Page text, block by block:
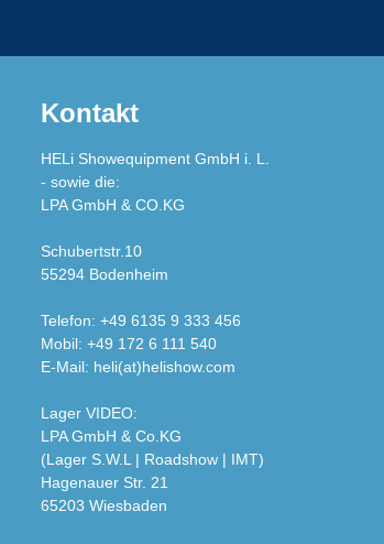
Kontakt
HELi Showequipment GmbH i. L.
- sowie die:
LPA GmbH & CO.KG
Schubertstr.10
55294 Bodenheim
Telefon: +49 6135 9 333 456
Mobil: +49 172 6 111 540
E-Mail: heli(at)helishow.com
Lager VIDEO:
LPA GmbH & Co.KG
(Lager S.W.L | Roadshow | IMT)
Hagenauer Str. 21
65203 Wiesbaden